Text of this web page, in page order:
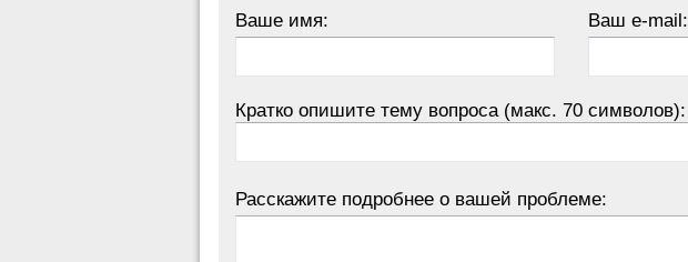
Ваше имя: Ваш e-mail:
Кратко опишите тему вопроса (макс. 70 символов):
Расскажите подробнее о вашей проблеме: